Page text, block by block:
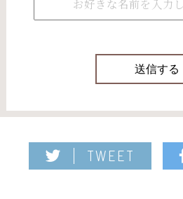
TWEET